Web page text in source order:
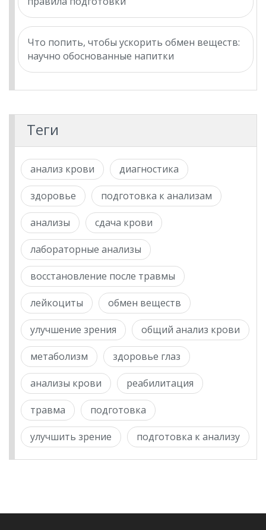
Что попить, чтобы ускорить обмен веществ:
научно обоснованные напитки
Теги
анализ крови диагностика
здоровье подготовка к анализам
анализы сдача крови
лабораторные анализы
восстановление после травмы
лейкоциты обмен веществ
улучшение зрения общий анализ крови
метаболизм здоровье глаз
анализы крови реабилитация
травма подготовка
улучшить зрение подготовка к анализу